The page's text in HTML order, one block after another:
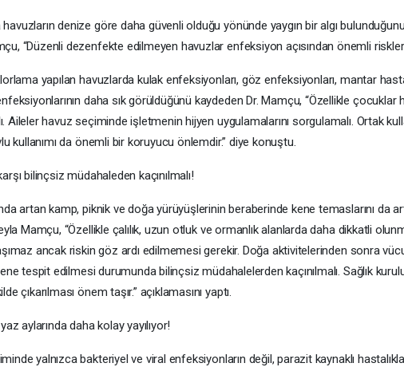
denize göre daha güvenli olduğu yönünde yaygın bir algı
“Düzenli dezenfekte edilmeyen havuzlar enfeksiyon açısından önemli riskler
yapılan havuzlarda kulak enfeksiyonları, göz enfeksiyonları, mantar
daha sık görüldüğünü kaydeden Dr. Mamçu, “Özellikle çocuklar
Aileler havuz seçiminde işletmenin hijyen uygulamalarını sorgulamalı. Ortak
kullanımı da önemli bir koruyucu önlemdir.” diye konuştu.
bilinçsiz müdahaleden kaçınılmalı!
artan kamp, piknik ve doğa yürüyüşlerinin beraberinde kene temaslarını da
Mamçu, “Özellikle çalılık, uzun otluk ve ormanlık alanlarda daha dikkatli
ancak riskin göz ardı edilmemesi gerekir. Doğa aktivitelerinden sonra
tespit edilmesi durumunda bilinçsiz müdahalelerden kaçınılmalı. Sağlık
çıkarılması önem taşır.” açıklamasını yaptı.
aylarında daha kolay yayılıyor!
yalnızca bakteriyel ve viral enfeksiyonların değil, parazit kaynaklı